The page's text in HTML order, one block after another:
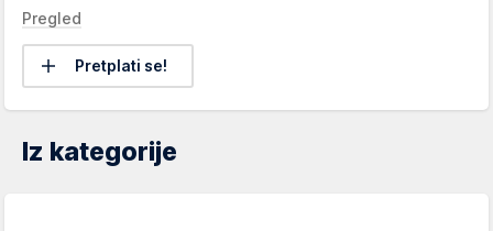
Pregled
Pretplati se!
Iz kategorije